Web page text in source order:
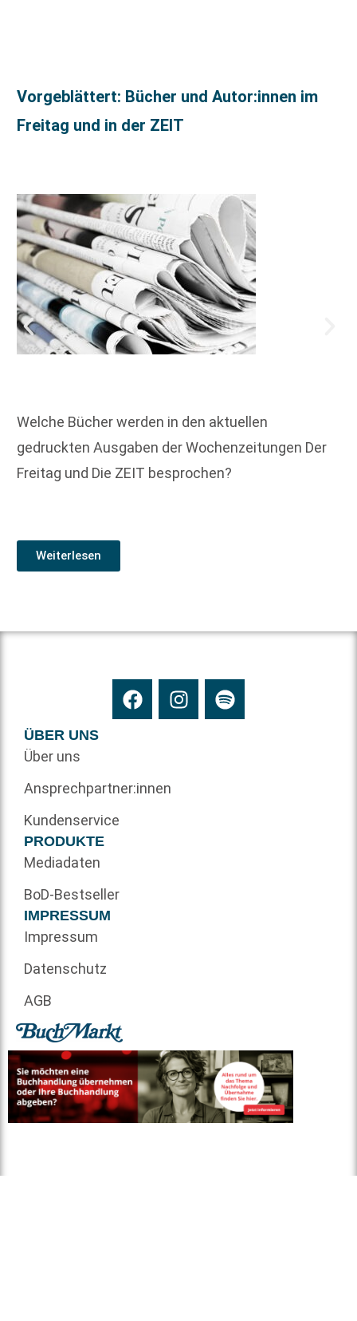
Vorgeblättert: Bücher und Autor:innen im
Freitag und in der ZEIT
Welche Bücher werden in den aktuellen
gedruckten Ausgaben der Wochenzeitungen Der
Freitag und Die ZEIT besprochen?
Weiterlesen
ÜBER UNS
Über uns
Ansprechpartner:innen
Kundenservice
PRODUKTE
Mediadaten
BoD-Bestseller
IMPRESSUM
Impressum
Datenschutz
AGB